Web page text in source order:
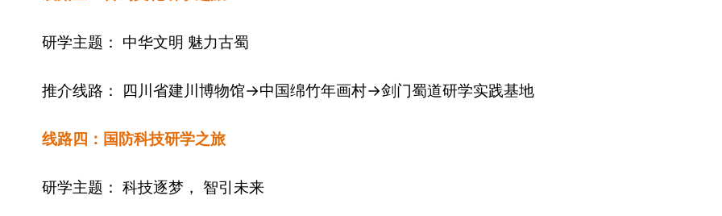
研学主题： 中华文明 魅力古蜀
推介线路： 四川省建川博物馆→中国绵竹年画村→剑门蜀道研学实践基地
线路四：国防科技研学之旅
研学主题： 科技逐梦， 智引未来